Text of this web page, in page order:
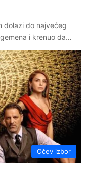
dolazi do najvećeg
i krenuo da…
Očev izbor